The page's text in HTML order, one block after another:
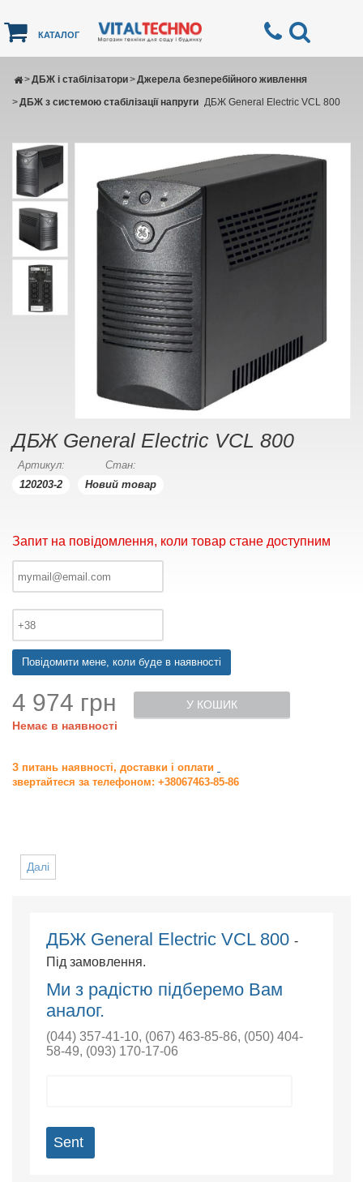
КАТАЛОГ
ДБЖ і стабілізатори
> Джерела безперебійного живлення
>
ДБЖ з системою стабілізації напруги
> ДБЖ General Electric VCL 800
ДБЖ General Electric VCL 800
Артикул:
120203-2
Стан:
Новий товар
Запит на повідомлення, коли товар стане доступним
Повідомити мене, коли буде в наявності
4 974 грн
Немає в наявності
У КОШИК
З питань наявності, доставки і оплати
звертайтеся за телефоном: +38067463-85-86
Далі
ДБЖ General Electric VCL 800 -
Під замовлення.
Ми з радістю підберемо Вам
аналог.
(044) 357-41-10, (067) 463-85-86, (050) 404-
58-49, (093) 170-17-06
Sent